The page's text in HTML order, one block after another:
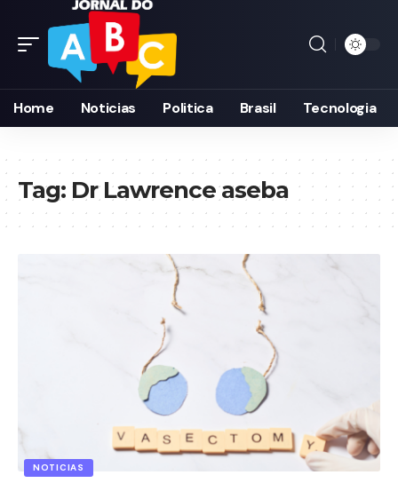
Home Noticias Politica Brasil Tecnologia
Tag: Dr Lawrence aseba
NOTICIAS